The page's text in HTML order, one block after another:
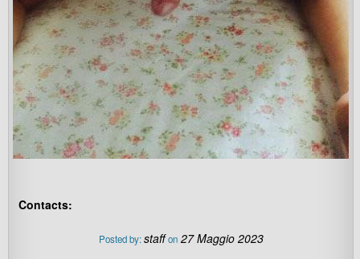
Contacts:
Posted by:staff on 27 Maggio 2023